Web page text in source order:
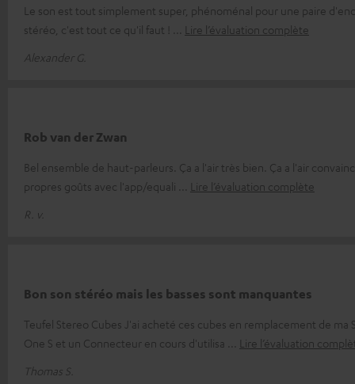
Le son est tout simplement super, phénoménal pour une paire
stéréo, c'est tout ce qu'il faut !
Lire l’évaluation complète
Alexander G.
Rob van der Zwan
Bel ensemble de haut-parleurs. Ça a l'air très bien. Ça a l'air
propres goûts avec l'app/equali
Lire l’évaluation complète
R. v.
Bon son stéréo mais les basses sont manquantes
Teufel Stereo Cubes J'ai acheté ces cubes en remplacement de ma
One S et un Connecteur en cours d'utilisa
Lire l’évaluation
Thomas S.